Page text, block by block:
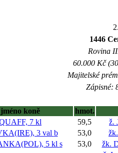
1446
Rovina
60.000 Kč
Majitelské
Zápisné:
jméno koně
hmot.
7 kl 59,5
ž.
3 val b 53,0
5 kl s 53,0
žk.